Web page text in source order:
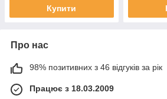
Купити
Про нас
98% позитивних з 46 відгуків за рік
Працює з 18.03.2009